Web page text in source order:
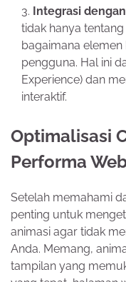
Integrasi
tidak hanya
bagaimana
pengguna. Hal ini
Experience) dan
interaktif.
Optimalisasi
Performa
Setelah memahami
penting untuk
animasi agar tidak
Anda. Memang,
tampilan yang